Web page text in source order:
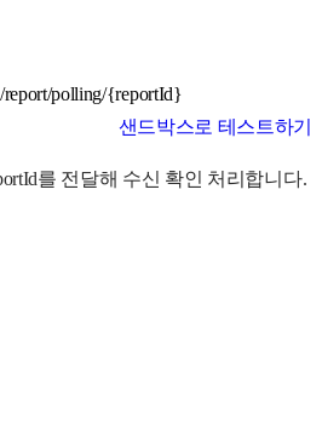
report/polling/{reportId}
샌드박스로 테스트하기
를 전달해 수신 확인 처리합니다.